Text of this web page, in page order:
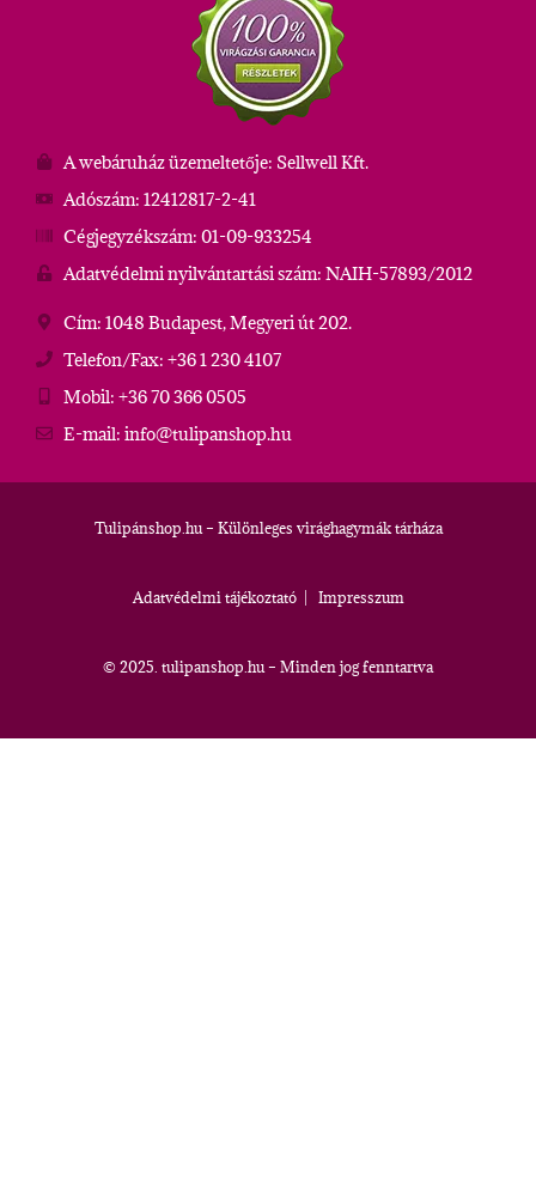
A webáruház üzemeltetője: Sellwell Kft.
Adószám: 12412817-2-41
Cégjegyzékszám: 01-09-933254
Adatvédelmi nyilvántartási szám: NAIH-57893/2012
Cím: 1048 Budapest, Megyeri út 202.
Telefon/Fax: +36 1 230 4107
Mobil: +36 70 366 0505
E-mail: info@tulipanshop.hu
Tulipánshop.hu – Különleges virághagymák tárháza
Adatvédelmi tájékoztató| Impresszum
© 2025. tulipanshop.hu – Minden jog fenntartva